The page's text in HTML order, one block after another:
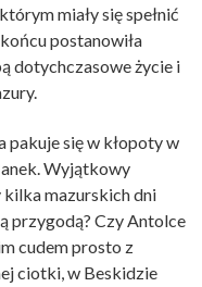
miały się spełnić
postanowiła
dotychczasowe życie i
się w kłopoty w
Wyjątkowy
kilka mazurskich dni
przygodą? Czy Antolce
cudem prosto z
ciotki, w Beskidzie